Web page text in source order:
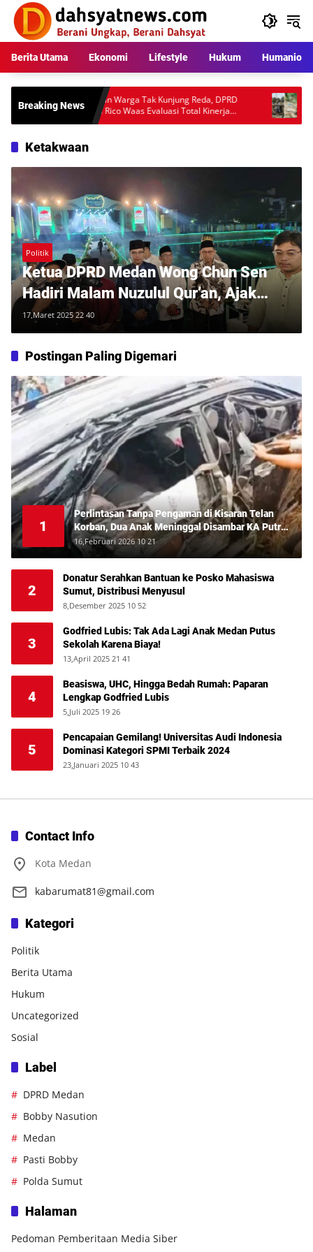
Langsung
konten
Berita Utama Ekonomi Lifestyle Hukum Humaniora
Breaking NewsKeluhan Warga Tak Kunjung Reda, DPRD
Minta Rico Waas Evaluasi Total Kinerja
Dishub Medan
Tuai
Audit
Ketakwaan
Politik
Ketua DPRD Medan Wong Chun Sen
Hadiri Malam Nuzulul Qur’an, Ajak
Warga Amalkan Al-Qur’an
17,Maret 2025 22 40
Postingan Paling Digemari
1
Perlintasan Tanpa Pengaman di Kisaran Telan
Korban, Dua Anak Meninggal Disambar KA Putri
Deli
16,Februari 2026 10 21
2
Donatur Serahkan Bantuan ke Posko Mahasiswa
Sumut, Distribusi Menyusul
8,Desember 2025 10 52
3
Godfried Lubis: Tak Ada Lagi Anak Medan Putus
Sekolah Karena Biaya!
13,April 2025 21 41
4
Beasiswa, UHC, Hingga Bedah Rumah: Paparan
Lengkap Godfried Lubis
5,Juli 2025 19 26
5
Pencapaian Gemilang! Universitas Audi Indonesia
Dominasi Kategori SPMI Terbaik 2024
23,Januari 2025 10 43
Contact Info
Kota Medan
kabarumat81@gmail.com
Kategori
Politik
Berita Utama
Hukum
Uncategorized
Sosial
Label
DPRD Medan
Bobby Nasution
Medan
Pasti Bobby
Polda Sumut
Halaman
Pedoman Pemberitaan Media Siber